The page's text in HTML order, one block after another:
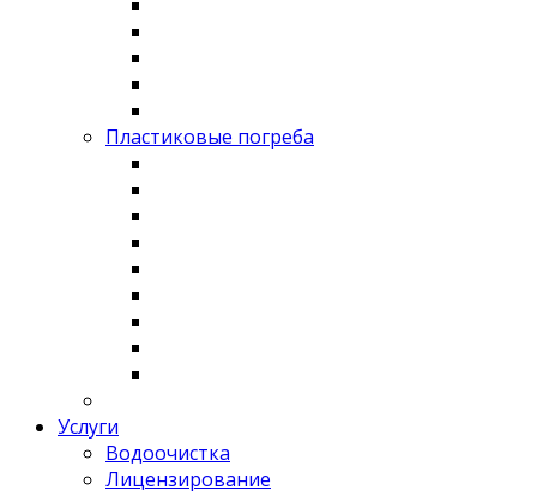
Пластиковые погреба
Услуги
Водоочистка
Лицензирование